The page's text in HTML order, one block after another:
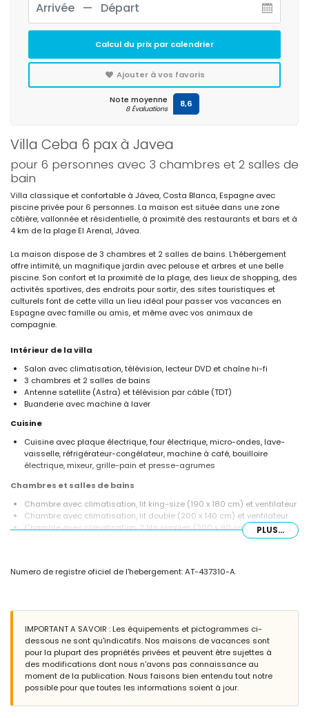
Villa Ceba 6 pax à Javea
pour 6 personnes avec 3 chambres et 2 salles de
bain
Villa classique et confortable à Jávea, Costa Blanca, Espagne avec
piscine privée pour 6 personnes. La maison est située dans une zone
côtière, vallonnée et résidentielle, à proximité des restaurants et bars et à
4 km de la plage El Arenal, Jávea.
La maison dispose de 3 chambres et 2 salles de bains. L'hébergement
offre intimité, un magnifique jardin avec pelouse et arbres et une belle
piscine. Son confort et la proximité de la plage, des lieux de shopping, des
activités sportives, des endroits pour sortir, des sites touristiques et
culturels font de cette villa un lieu idéal pour passer vos vacances en
Espagne avec famille ou amis, et même avec vos animaux de
compagnie.
Intérieur de la villa
Salon avec climatisation, télévision, lecteur DVD et chaîne hi-fi
3 chambres et 2 salles de bains
Antenne satellite (Astra) et télévision par câble (TDT)
Buanderie avec machine à laver
Cuisine
Cuisine avec plaque électrique, four électrique, micro-ondes, lave-
vaisselle, réfrigérateur-congélateur, machine à café, bouilloire
électrique, mixeur, grille-pain et presse-agrumes
Chambres et salles de bains
Chambre avec climatisation, lit king-size (190 x 180 cm) et ventilateur
Chambre avec climatisation, lit double (200 x 140 cm) et ventilateur
Chambre avec climatisation, 2 lits simples (200 x 90 cm) et
Extérieur de la villa
Magnifique jardin avec pelouse, arbres et mobilier de jardin avec
transats
2 terrasses dont une couverte
Barbecue
Douche extérieure
Espace de détente extérieur et espace de repas extérieur
2 places de parking couvertes privées et 2 places de parking privées
Informations supplémentaires
PLUS...
Numero de registre oficiel de l'hebergement: AT-437310-A
IMPORTANT A SAVOIR : Les équipements et pictogrammes ci-
dessous ne sont qu'indicatifs. Nos maisons de vacances sont
pour la plupart des propriétés privées et peuvent être sujettes à
des modifications dont nous n'avons pas connaissance au
moment de la publication. Nous faisons bien entendu tout notre
possible pour que toutes les informations soient à jour.
Calcul du prix par calendrier
Ajouter à vos favoris
Note moyenne
8 Évaluations 8,6